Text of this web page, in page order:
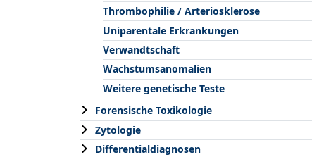
Thrombophilie / Arteriosklerose
Uniparentale Erkrankungen
Verwandtschaft
Wachstumsanomalien
Weitere genetische Teste
Forensische Toxikologie
Zytologie
Differentialdiagnosen